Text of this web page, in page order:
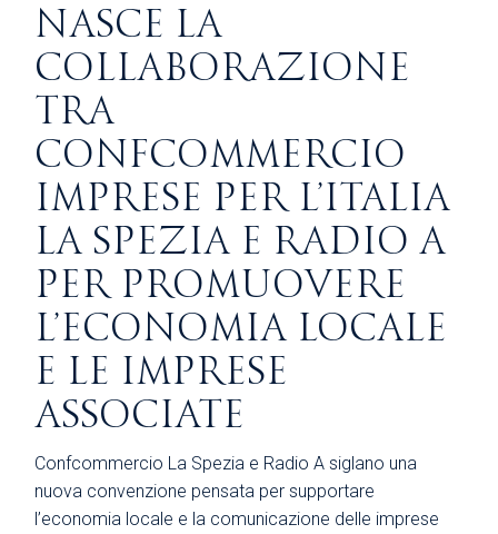
NASCE LA
COLLABORAZIONE
TRA
CONFCOMMERCIO
IMPRESE PER L’ITALIA
LA SPEZIA E RADIO A
PER PROMUOVERE
L’ECONOMIA LOCALE
E LE IMPRESE
ASSOCIATE
Confcommercio La Spezia e Radio A siglano una
nuova convenzione pensata per supportare
l’economia locale e la comunicazione delle imprese